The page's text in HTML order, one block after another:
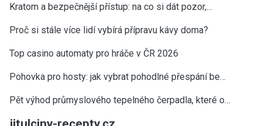
Kratom a bezpečnější přístup: na co si dát pozor,…
Proč si stále více lidí vybírá přípravu kávy doma?
Top casino automaty pro hráče v ČR 2026
Pohovka pro hosty: jak vybrat pohodlné přespání be…
Pět výhod průmyslového tepelného čerpadla, které o…